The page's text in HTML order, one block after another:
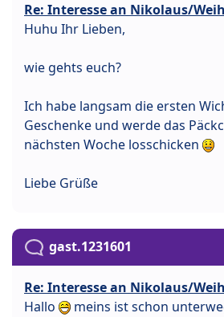
Re: Interesse an Nikolaus/
Huhu Ihr Lieben,
wie gehts euch?
Ich habe langsam die ersten
Geschenke und werde das
nächsten Woche losschicken
Liebe Grüße
gast.1231601
Re: Interesse an Nikolaus/
Hallo
meins ist schon